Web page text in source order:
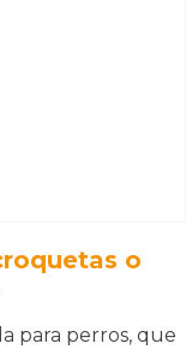
o
para perros, que